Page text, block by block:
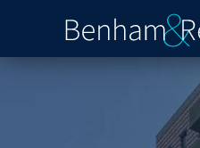
Previous